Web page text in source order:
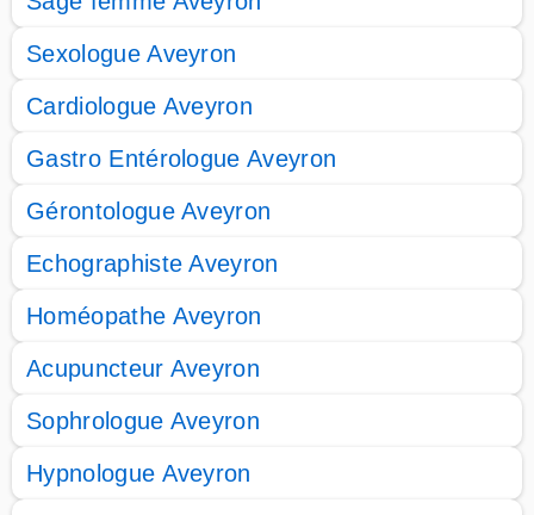
Sexologue Aveyron
Cardiologue Aveyron
Gastro Entérologue Aveyron
Gérontologue Aveyron
Echographiste Aveyron
Homéopathe Aveyron
Acupuncteur Aveyron
Sophrologue Aveyron
Hypnologue Aveyron